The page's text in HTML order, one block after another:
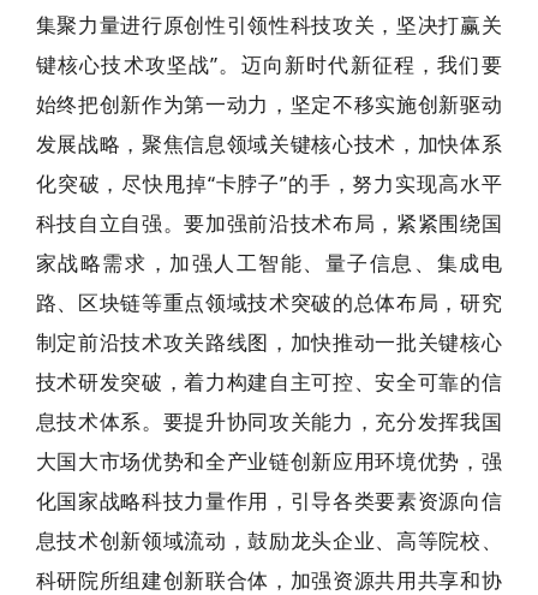
集聚力量进行原创性引领性科技攻关，坚决打赢关
键核心技术攻坚战”。迈向新时代新征程，我们要
始终把创新作为第一动力，坚定不移实施创新驱动
发展战略，聚焦信息领域关键核心技术，加快体系
化突破，尽快甩掉“卡脖子”的手，努力实现高水平
科技自立自强。要加强前沿技术布局，紧紧围绕国
家战略需求，加强人工智能、量子信息、集成电
路、区块链等重点领域技术突破的总体布局，研究
制定前沿技术攻关路线图，加快推动一批关键核心
技术研发突破，着力构建自主可控、安全可靠的信
息技术体系。要提升协同攻关能力，充分发挥我国
大国大市场优势和全产业链创新应用环境优势，强
化国家战略科技力量作用，引导各类要素资源向信
息技术创新领域流动，鼓励龙头企业、高等院校、
科研院所组建创新联合体，加强资源共用共享和协